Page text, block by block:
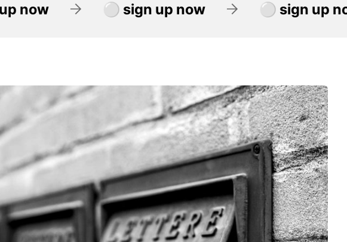
⚪ sign up now ⚪ sign up now ⚪